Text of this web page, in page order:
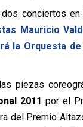
conciertos
Mauricio
la Orquesta
piezas
2011 por el
del Premio